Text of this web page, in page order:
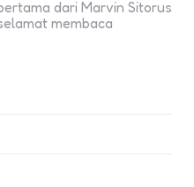
dari Marvin Sitorus
membaca